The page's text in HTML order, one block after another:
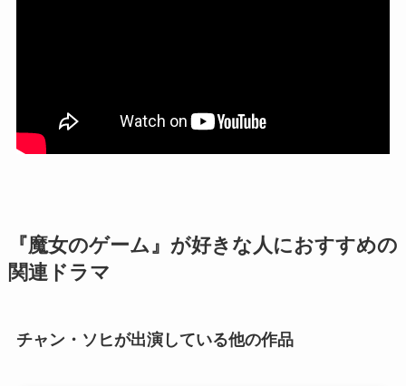
『魔女のゲーム』が好きな人におすすめの
関連ドラマ
チャン・ソヒが出演している他の作品